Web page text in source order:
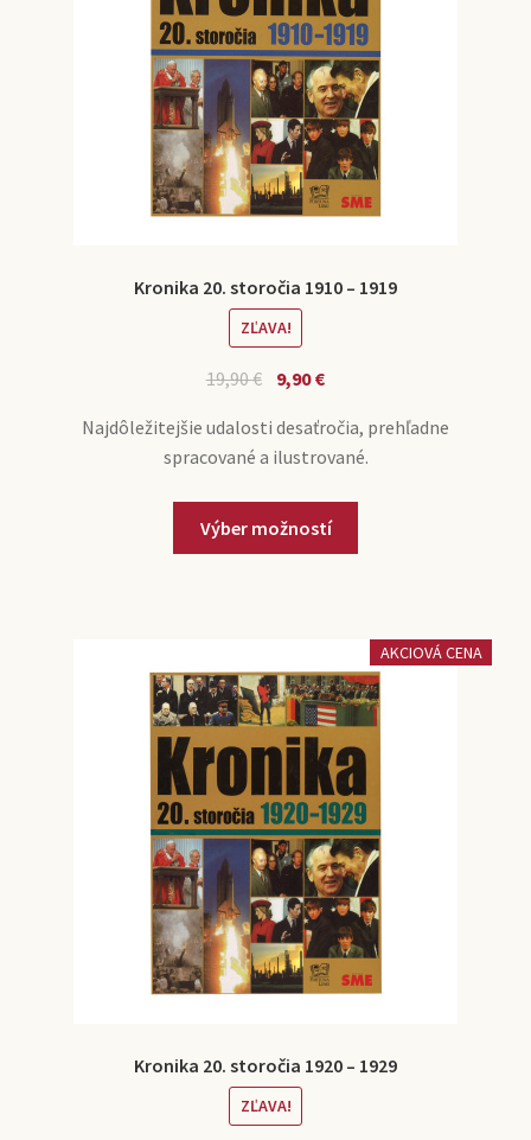
Kronika 20. storočia 1910 – 1919
ZĽAVA!
19,90€ 9,90€
Najdôležitejšie udalosti desaťročia, prehľadne
spracované a ilustrované.
Výber možností
AKCIOVÁ CENA
Kronika 20. storočia 1920 – 1929
ZĽAVA!